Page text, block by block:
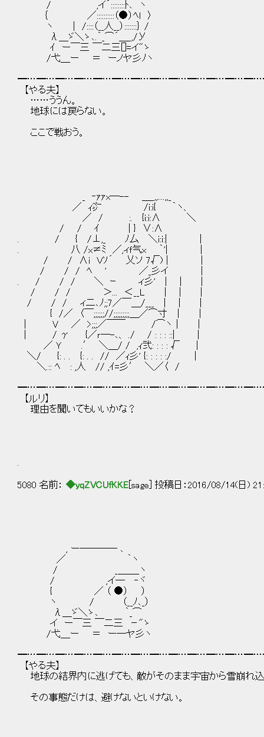
/ ,イ´::::::::ﾄ､ ヽ
｛ ／::::::::::（●）ﾍｌ 〉
ヽ | /::::（__人__）:::::::｝ /
λ＿ゞ＼ゝ､.｀_⌒´＿_,/У
ｲ ー￣三 ￣二三[]=イ"ゝ
/弋＿ー ＝ ーノヤ彡ﾉヽ
【やる夫】
……ううん。
地球には戻らない。
ここで戦おう。
_ ‐ｧｧx─-- ＿_,,....,,_
／ ｨ㌻ /i:i{ ｀ヽ、
／ / :. {i:i:∧ ＼
/ / ｲ | } ∨:∧
. / { /⊥,_ ﾉ厶 ＼i:i:| |
. 八 /x≠ﾐ ／,ィｆ气x ｀'| |
/ / ∧i Ｖｿ´ 乂ソ 7√) | |
/ / / ﾍ ' ／_彡イ |
. / / / ＼ ｰ ィ彡' | | |
/ / / ＞... ＜__L | | |
/ / / ィ二､ﾉ;;7／￣＿/___ | | |
{ /／ 〈￣;;;;;;//;;;;;;;;;＿／⌒寸 ｜ |
| V ／ >;;;／￣￣ /⌒ヽ｜ |
| / γ {／ｒ─-､、 ./ / : : : ::| |
／ Ｙ .′ ＼＿/ / ,ｨ弐: : : : √ |
＼/ {: . . {: . . // ／ｨ彡' {: : : : :/ ｜
＼.:: ﾍ : ,人 // ,ｲ=彡′ ＼／〈 /
【ルリ】
理由を聞いてもいいかな？
5080 名前： ◆yqZVCUfKKE [sage] 投稿日：2016/08/14(日)
, ー──── ､
／ ｀ヽ
/ _＿＿_ヽ
/ ,イ― ‐ヾ
{ ／ （ ●） ）
ヽ / （__ﾉ､_）
λ＿ゞ＼ゝ､ ｀_⌒
イ ー￣三 ￣二三 －"ゝ
/弋＿ー ＝ ー─ヤ彡ヽ
【やる夫】
地球の結界内に逃げても、敵がそのまま宇宙から雪崩れ込
その事態だけは、避けないといけない。